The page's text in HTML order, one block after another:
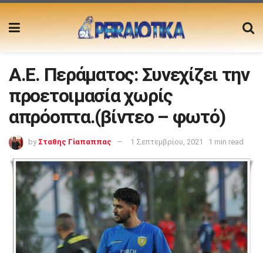
Α.Ε. Περάματος: Συνεχίζει την
προετοιμασία χωρίς
απρόοπτα.(βίντεο – φωτό)
by Σταθης Γίαπαππας 1 Σεπτεμβρίου, 2021 1 min read